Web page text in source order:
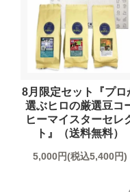
オーガニックコーヒー
デカフェオーガニック
サステイナブルコーヒー
HIRO CERT認証農園につ
ネルドリップアイスコ
コーヒーの淹れ方について
ご利用ガイド
お買い物方法
お問合わせ
8月限定セット『プロ
選ぶヒロの厳選豆コ
ヒーマイスターセレ
ト』（送料無料）
5,000円(税込5,400円)